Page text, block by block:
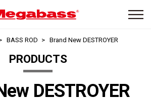
BASS ROD Brand New DESTROYER
PRODUCTS
DESTROYER